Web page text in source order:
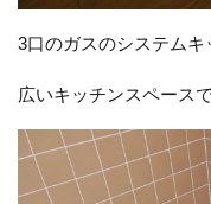
3口のガスのシステムキ
広いキッチンスペース